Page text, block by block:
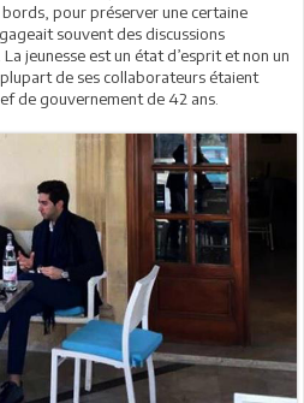
pour préserver une certaine
souvent des discussions
jeunesse est un état d’esprit et non un
de ses collaborateurs étaient
de gouvernement de 42 ans.